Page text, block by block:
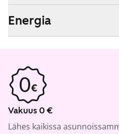
Energia
Vakuus 0 €
Lähes kaikissa